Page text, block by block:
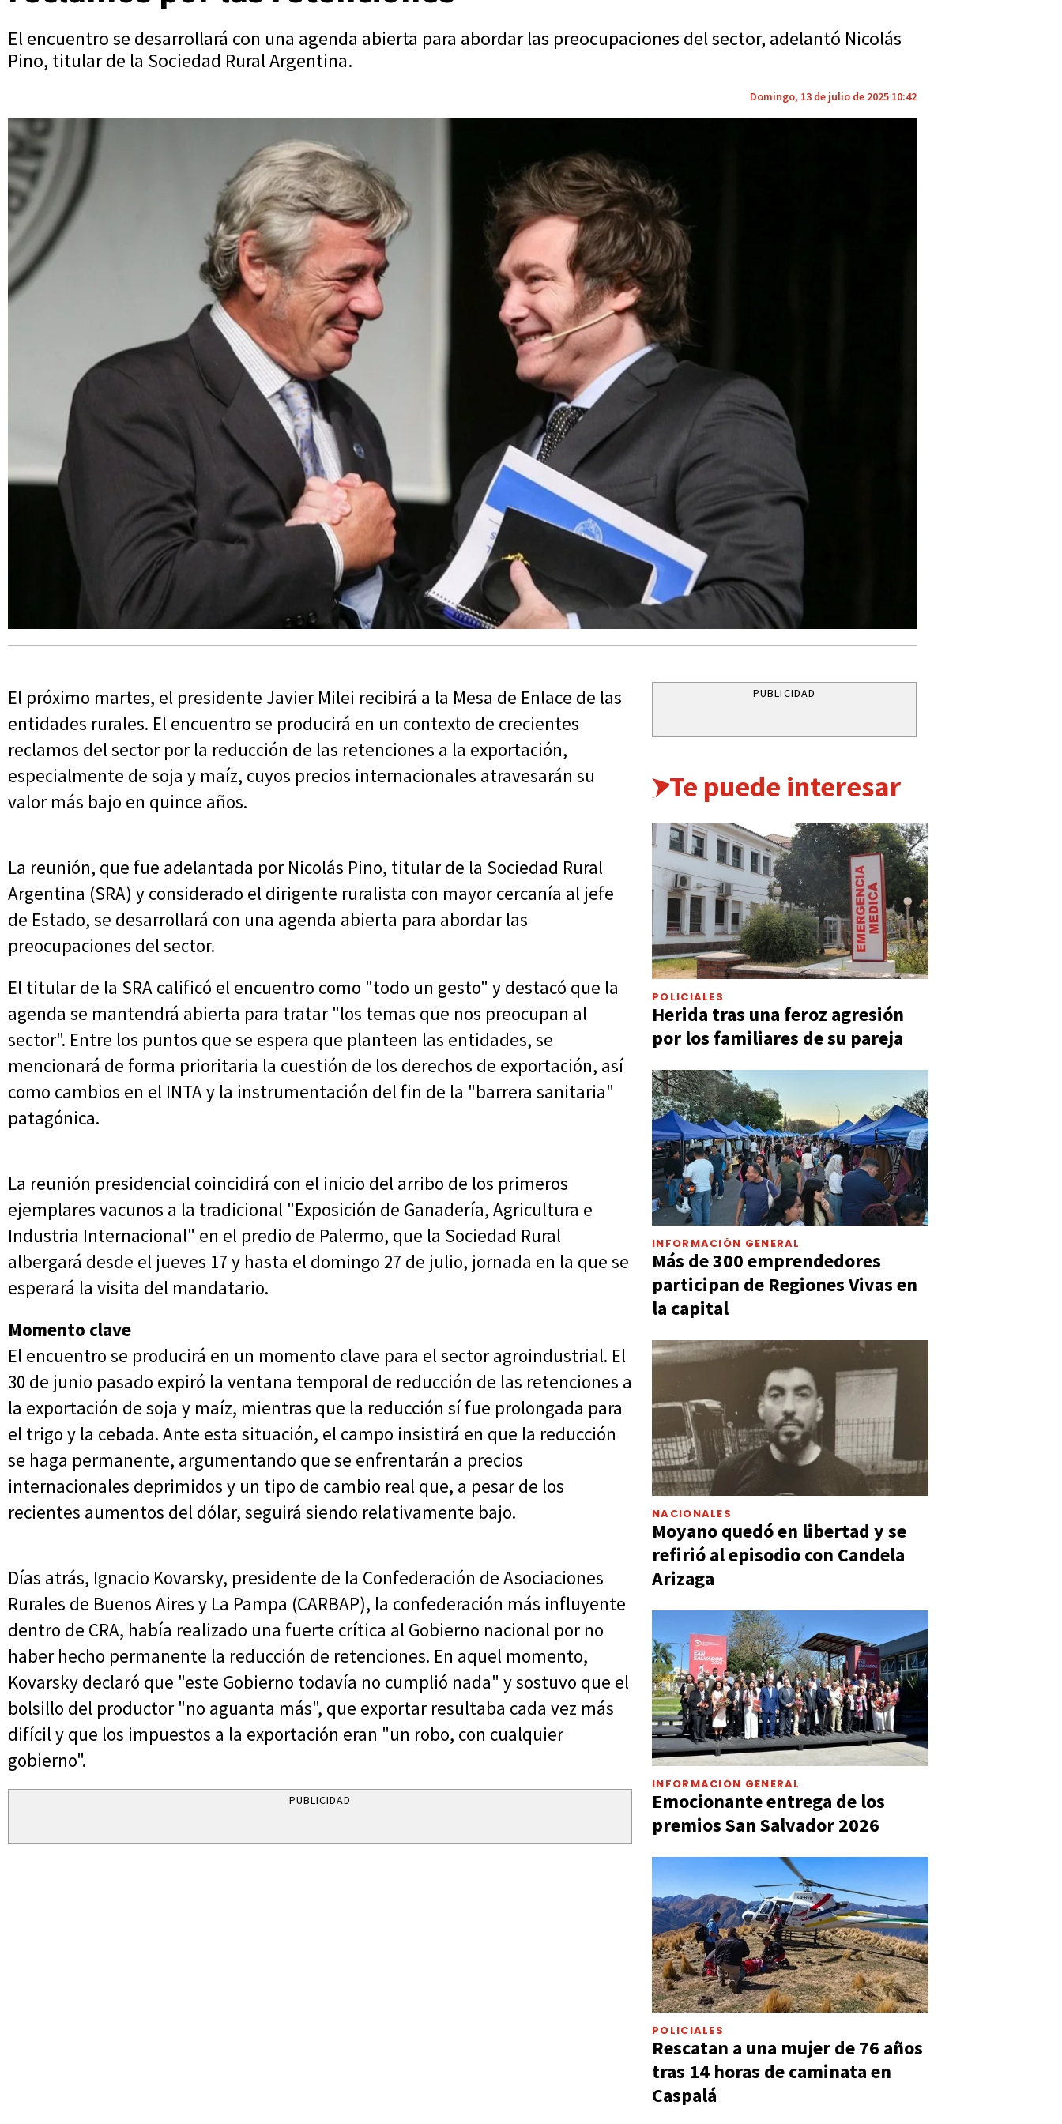
El encuentro se desarrollará con una agenda abierta para abordar las preocupaciones del sector, adelantó Nicolás
Pino, titular de la Sociedad Rural Argentina.
Domingo, 13 de julio de 2025 10:42
El próximo martes, el presidente Javier Milei recibirá a la Mesa de Enlace de las
entidades rurales. El encuentro se producirá en un contexto de crecientes
reclamos del sector por la reducción de las retenciones a la exportación,
especialmente de soja y maíz, cuyos precios internacionales atravesarán su
valor más bajo en quince años.
La reunión, que fue adelantada por Nicolás Pino, titular de la Sociedad Rural
Argentina (SRA) y considerado el dirigente ruralista con mayor cercanía al jefe
de Estado, se desarrollará con una agenda abierta para abordar las
preocupaciones del sector.
El titular de la SRA calificó el encuentro como "todo un gesto" y destacó que la
agenda se mantendrá abierta para tratar "los temas que nos preocupan al
sector". Entre los puntos que se espera que planteen las entidades, se
mencionará de forma prioritaria la cuestión de los derechos de exportación, así
como cambios en el INTA y la instrumentación del fin de la "barrera sanitaria"
patagónica.
La reunión presidencial coincidirá con el inicio del arribo de los primeros
ejemplares vacunos a la tradicional "Exposición de Ganadería, Agricultura e
Industria Internacional" en el predio de Palermo, que la Sociedad Rural
albergará desde el jueves 17 y hasta el domingo 27 de julio, jornada en la que se
esperará la visita del mandatario.
Momento clave
El encuentro se producirá en un momento clave para el sector agroindustrial. El
30 de junio pasado expiró la ventana temporal de reducción de las retenciones a
la exportación de soja y maíz, mientras que la reducción sí fue prolongada para
el trigo y la cebada. Ante esta situación, el campo insistirá en que la reducción
se haga permanente, argumentando que se enfrentarán a precios
internacionales deprimidos y un tipo de cambio real que, a pesar de los
recientes aumentos del dólar, seguirá siendo relativamente bajo.
Días atrás, Ignacio Kovarsky, presidente de la Confederación de Asociaciones
Rurales de Buenos Aires y La Pampa (CARBAP), la confederación más influyente
dentro de CRA, había realizado una fuerte crítica al Gobierno nacional por no
haber hecho permanente la reducción de retenciones. En aquel momento,
Kovarsky declaró que "este Gobierno todavía no cumplió nada" y sostuvo que el
bolsillo del productor "no aguanta más", que exportar resultaba cada vez más
difícil y que los impuestos a la exportación eran "un robo, con cualquier
gobierno".
PUBLICIDAD
PUBLICIDAD
Te puede interesar
POLICIALES
Herida tras una feroz agresión
por los familiares de su pareja
INFORMACIÓN GENERAL
Más de 300 emprendedores
participan de Regiones Vivas en
la capital
NACIONALES
Moyano quedó en libertad y se
refirió al episodio con Candela
Arizaga
INFORMACIÓN GENERAL
Emocionante entrega de los
premios San Salvador 2026
POLICIALES
Rescatan a una mujer de 76 años
tras 14 horas de caminata en
Caspalá